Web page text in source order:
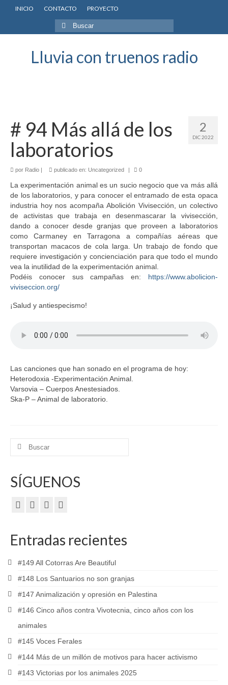
INICIO CONTACTO PROYECTO
Buscar
por:
Lluvia con truenos radio
2
DIC 2022
# 94 Más allá de los
laboratorios
por Radio | publicado en: Uncategorized | 0
La experimentación animal es un sucio negocio que va más allá
de los laboratorios, y para conocer el entramado de esta opaca
industria hoy nos acompaña Abolición Vivisección, un colectivo
de activistas que trabaja en desenmascarar la vivisección,
dando a conocer desde granjas que proveen a laboratorios
como Carmaney en Tarragona a compañías aéreas que
transportan macacos de cola larga. Un trabajo de fondo que
requiere investigación y concienciación para que todo el mundo
vea la inutilidad de la experimentación animal.
Podéis conocer sus campañas en: https://www.abolicion-
viviseccion.org/
¡Salud y antiespecismo!
Las canciones que han sonado en el programa de hoy:
Heterodoxia -Experimentación Animal.
Varsovia – Cuerpos Anestesiados.
Ska-P – Animal de laboratorio.
Buscar
SÍGUENOS
Entradas recientes
#149 All Cotorras Are Beautiful
#148 Los Santuarios no son granjas
#147 Animalización y opresión en Palestina
#146 Cinco años contra Vivotecnia, cinco años con los
animales
#145 Voces Ferales
#144 Más de un millón de motivos para hacer activismo
#143 Victorias por los animales 2025